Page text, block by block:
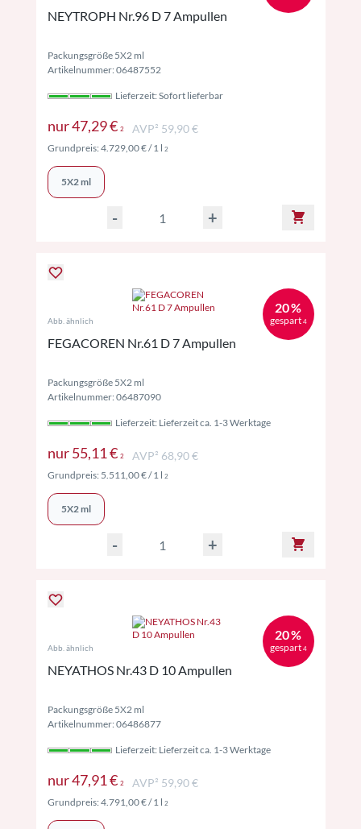
NEYTROPH Nr.96 D 7 Ampullen
Packungsgröße 5X2 ml
Artikelnummer: 06487552
Lieferzeit: Sofort lieferbar
nur47,29 € 2Preise inkl. MwSt. ggf. zzgl. Versand
AVP² 59,90 €
Grundpreis:4.729,00 €/ 1 l 2Preise inkl. MwSt. ggf. zzgl. Versand
5X2 ml
- +
20 %
gespart 4
Abb. ähnlich
FEGACOREN Nr.61 D 7 Ampullen
Packungsgröße 5X2 ml
Artikelnummer: 06487090
Lieferzeit: Lieferzeit ca. 1-3 Werktage
nur55,11 € 2Preise inkl. MwSt. ggf. zzgl. Versand
AVP² 68,90 €
Grundpreis: 5.511,00 €/ 1 l 2Preise inkl. MwSt. ggf. zzgl. Versand
5X2 ml
- +
20 %
gespart 4
Abb. ähnlich
NEYATHOS Nr.43 D 10 Ampullen
Packungsgröße 5X2 ml
Artikelnummer: 06486877
Lieferzeit: Lieferzeit ca. 1-3 Werktage
nur47,91 € 2Preise inkl. MwSt. ggf. zzgl. Versand
AVP² 59,90 €
Grundpreis:4.791,00 €/ 1 l 2Preise inkl. MwSt. ggf. zzgl. Versand